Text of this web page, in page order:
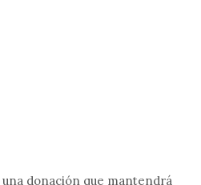
una donación que mantendrá